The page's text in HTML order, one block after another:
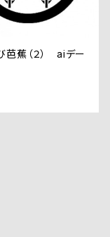
芭蕉（２） aiデー